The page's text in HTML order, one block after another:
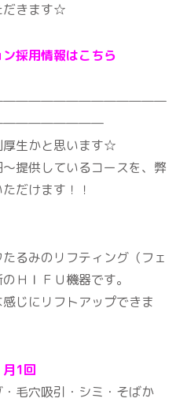
だきます☆
採用情報はこちら
厚生かと思います☆
提供しているコースを、弊
だけます！！
るみのリフティング（フェ
ＨＩＦＵ機器です。
じにリフトアップできま
1回
毛穴吸引・シミ・そばか